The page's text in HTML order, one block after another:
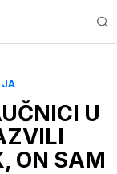
U
ON SAM